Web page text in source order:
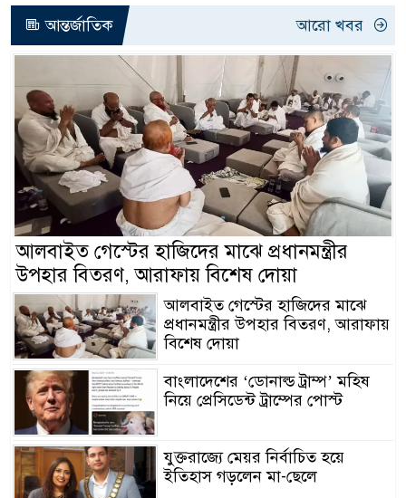
আন্তর্জাতিক আরো খবর
আলবাইত গেস্টের হাজিদের মাঝে প্রধানমন্ত্রীর
উপহার বিতরণ, আরাফায় বিশেষ দোয়া
আলবাইত গেস্টের হাজিদের মাঝে
প্রধানমন্ত্রীর উপহার বিতরণ, আরাফায়
বিশেষ দোয়া
বাংলাদেশের ‘ডোনাল্ড ট্রাম্প’ মহিষ
নিয়ে প্রেসিডেন্ট ট্রাম্পের পোস্ট
যুক্তরাজ্যে মেয়র নির্বাচিত হয়ে
ইতিহাস গড়লেন মা-ছেলে